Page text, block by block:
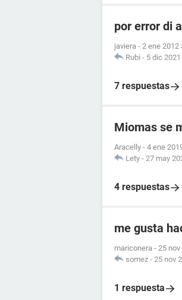
por error di
javiera - 2 ene 2012
Rubi - 5 dic
7 respuestas
Miomas se
Aracelly - 4 ene
Lety - 27 may
4 respuestas
me gusta
mariconera - 25 nov
somez - 25 nov
1 respuesta